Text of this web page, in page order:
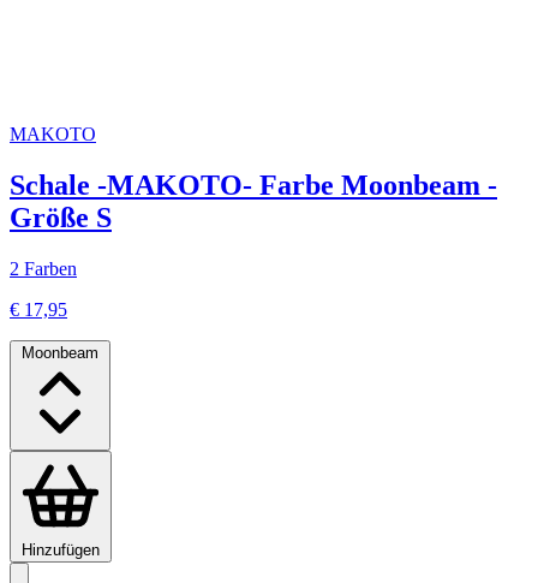
MAKOTO
Schale -MAKOTO- Farbe Moonbeam -
Größe S
2 Farben
€ 17,95
Moonbeam
Hinzufügen